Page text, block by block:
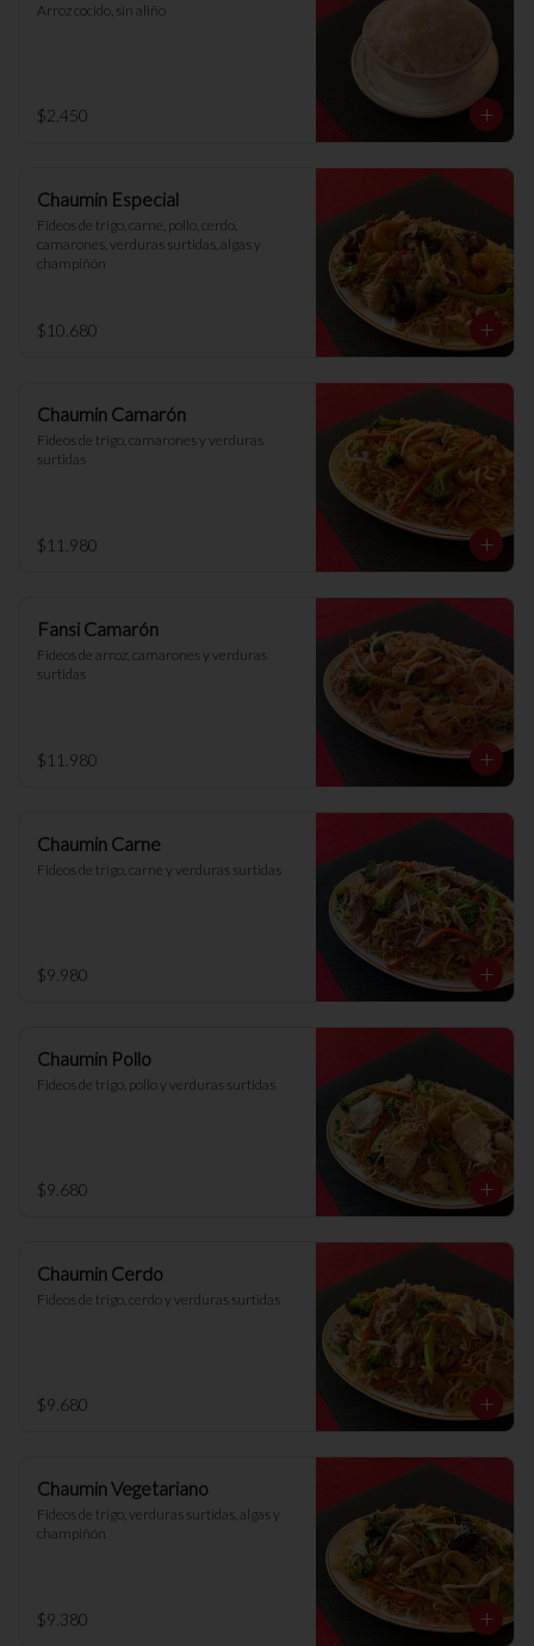
Arroz cocido, sin aliño
$2.450
Chaumin Especial
Fideos de trigo, carne, pollo, cerdo,
camarones, verduras surtidas, algas y
champiñón
$10.680
Chaumin Camarón
Fideos de trigo, camarones y verduras
surtidas
$11.980
Fansi Camarón
Fideos de arroz, camarones y verduras
surtidas
$11.980
Chaumin Carne
Fideos de trigo, carne y verduras surtidas
$9.980
Chaumin Pollo
Fideos de trigo, pollo y verduras surtidas
$9.680
Chaumin Cerdo
Fideos de trigo, cerdo y verduras surtidas
$9.680
Chaumin Vegetariano
Fideos de trigo, verduras surtidas, algas y
champiñón
$9.380